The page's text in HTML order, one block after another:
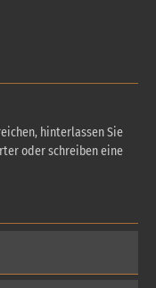
hinterlassen Sie
oder schreiben eine